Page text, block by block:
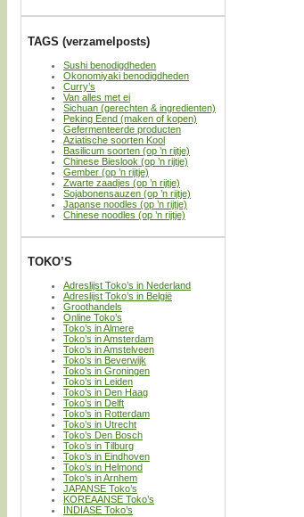
TAGS (verzamelposts)
Sushi benodigdheden
Okonomiyaki benodigdheden
Curry’s
Van alles met ei
Sichuan (gerechten & ingredienten)
Peking Eend (maken of kopen)
Gefermenteerde producten
Aziatische soorten Kool
Basilicum soorten (op ’n rijtje)
Chinese Bieslook (op ’n rijtje)
Gember (op ’n rijtje)
Zwarte zaadjes (op ’n rijtje)
Sojabonensauzen (op ’n rijtje)
Japanse noodles (op ’n rijtje)
Chinese noodles (op ’n rijtje)
TOKO’S
Adreslijst Toko’s in Nederland
Adreslijst Toko’s in België
Groothandels
Online Toko’s
Toko’s in Almere
Toko’s in Amsterdam
Toko’s in Amstelveen
Toko’s in Beverwijk
Toko’s in Groningen
Toko’s in Leiden
Toko’s in Den Haag
Toko’s in Delft
Toko’s in Rotterdam
Toko’s in Utrecht
Toko’s Den Bosch
Toko’s in Tilburg
Toko’s in Eindhoven
Toko’s in Helmond
Toko’s in Arnhem
JAPANSE Toko’s
KOREAANSE Toko’s
INDIASE Toko’s